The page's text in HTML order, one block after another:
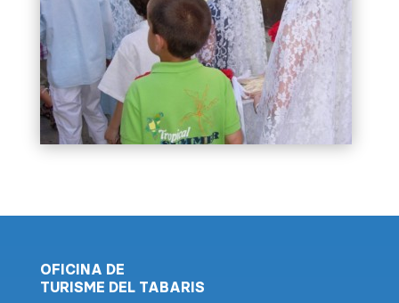
OFICINA DE
TURISME DEL TABARIS